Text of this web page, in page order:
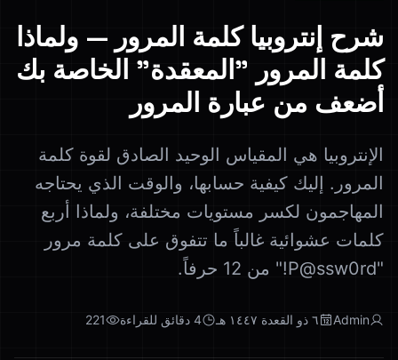
شرح إنتروبيا كلمة المرور — ولماذا
كلمة المرور "المعقدة" الخاصة بك
أضعف من عبارة المرور
الإنتروبيا هي المقياس الوحيد الصادق لقوة كلمة
المرور. إليك كيفية حسابها، والوقت الذي يحتاجه
المهاجمون لكسر مستويات مختلفة، ولماذا أربع
كلمات عشوائية غالباً ما تتفوق على كلمة مرور
"P@ssw0rd!" من 12 حرفاً.
Admin ٦ ذو القعدة ١٤٤٧ هـ 4 دقائق للقراءة 221